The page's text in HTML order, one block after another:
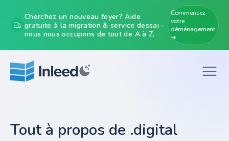
Cherchez un nouveau foyer? Aide
gratuite à la migration & service dessai -
nous nous occupons de tout de A à Z.
Commencez
votre
déménagement
→
Tout à propos de .digital